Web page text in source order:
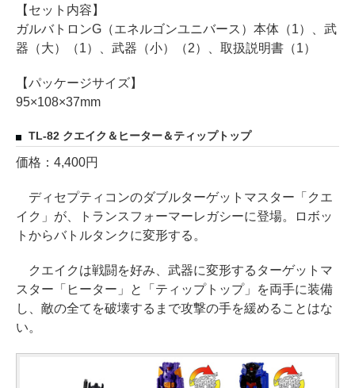
【セット内容】
ガルバトロンG（エネルゴンユニバース）本体（1）、武
器（大）（1）、武器（小）（2）、取扱説明書（1）
【パッケージサイズ】
95×108×37mm
TL-82 クエイク＆ヒーター＆ティップトップ
価格：4,400円
ディセプティコンのダブルターゲットマスター「クエ
イク」が、トランスフォーマーレガシーに登場。ロボッ
トからバトルタンクに変形する。
クエイクは戦闘を好み、武器に変形するターゲットマ
スター「ヒーター」と「ティップトップ」を両手に装備
し、敵の全てを破壊するまで攻撃の手を緩めることはな
い。